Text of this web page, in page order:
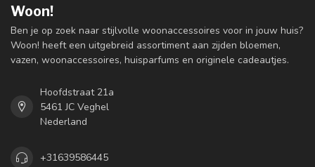
Woon!
Ben je op zoek naar stijlvolle woonaccessoires voor in jouw huis?
Woon! heeft een uitgebreid assortiment aan zijden bloemen,
vazen, woonaccessoires, huisparfums en originele cadeautjes.
Hoofdstraat 21a
5461 JC Veghel
Nederland
+31639586445